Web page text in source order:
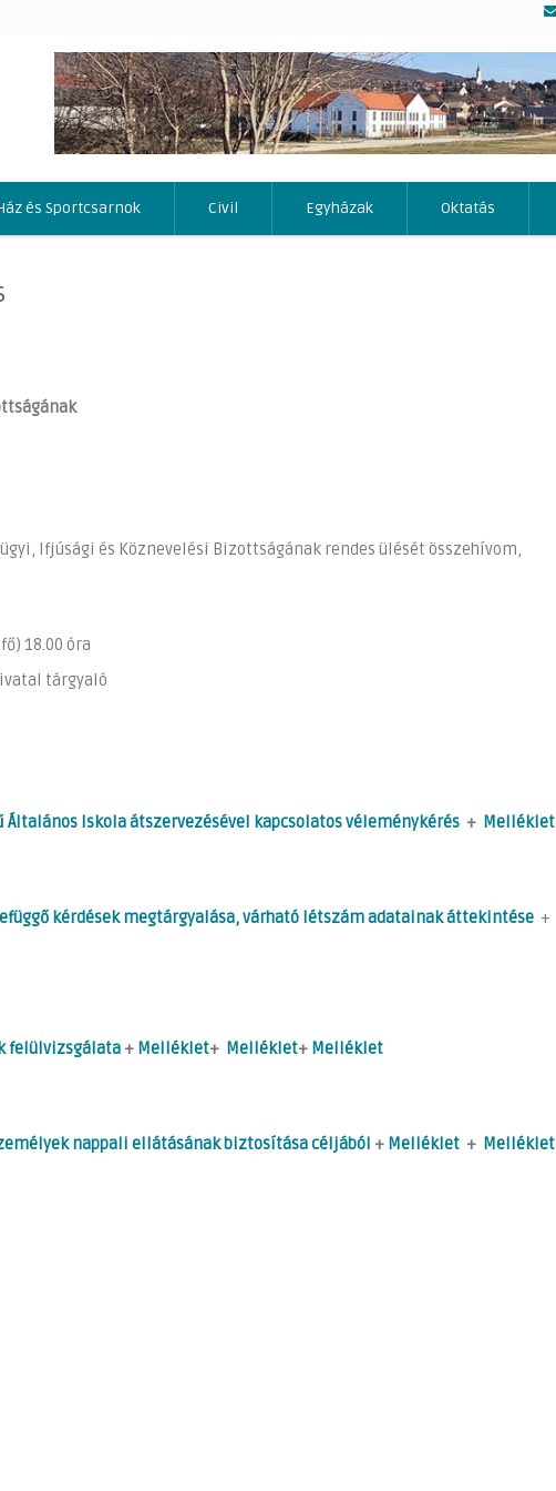
és Sportcsarnok Civil Egyházak Oktatás
Ifjúsági és Köznevelési Bizottságának rendes ülését összehívom,
óra
tárgyaló
Iskola átszervezésével kapcsolatos véleménykérés + Melléklet
kérdések megtárgyalása, várható létszám adatainak áttekintése +
felülvizsgálata + Melléklet+ Melléklet+ Melléklet
nappali ellátásának biztosítása céljából + Melléklet + Melléklet